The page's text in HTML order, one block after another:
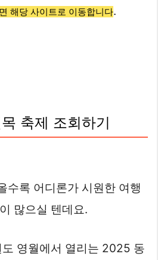
해당 사이트로 이동합니다.
축제 조회하기
수록 어디론가 시원한 여행
많으실 텐데요.
영월에서 열리는 2025 동